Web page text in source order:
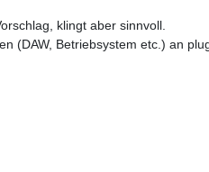
klingt aber sinnvoll.
(DAW, Betriebsystem etc.) an